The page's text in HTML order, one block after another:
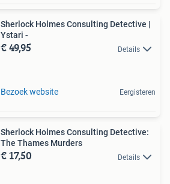
Sherlock Holmes Consulting Detective |
Ystari -
€ 49,95 Details
Bezoek website Eergisteren
Sherlock Holmes Consulting Detective:
The Thames Murders
€ 17,50 Details